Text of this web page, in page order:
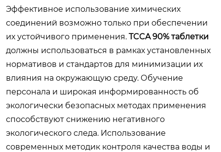
Эффективное использование химических
соединений возможно только при обеспечении
их устойчивого применения. TCCA 90% таблетки
должны использоваться в рамках установленных
нормативов и стандартов для минимизации их
влияния на окружающую среду. Обучение
персонала и широкая информированность об
экологически безопасных методах применения
способствуют снижению негативного
экологического следа. Использование
современных методик контроля качества воды и